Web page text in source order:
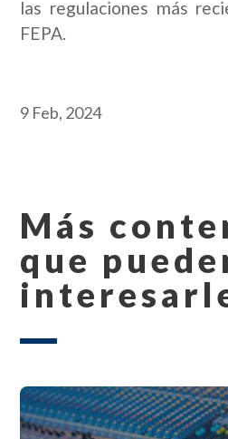
las regulaciones más
FEPA.
9 Feb, 2024
Más
que